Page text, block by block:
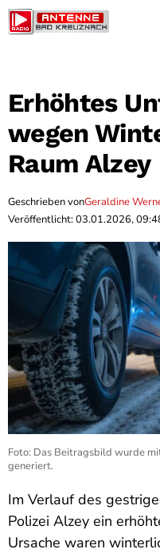
Erhöhtes
wegen
Raum Alzey
Geschrieben vonGeraldine
Veröffentlicht: 03.01.2026,
Foto: Das Beitragsbild wurde
generiert.
Im Verlauf des
Polizei Alzey ein
Ursache waren